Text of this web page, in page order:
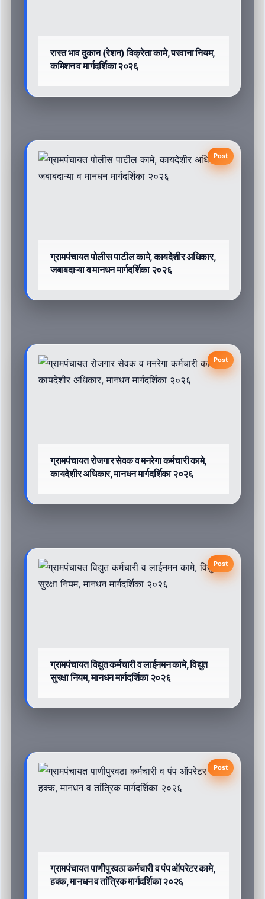
रास्त भाव दुकान (रेशन) विक्रेता कामे, परवाना नियम,
कमिशन व मार्गदर्शिका २०२६
Post
ग्रामपंचायत पोलीस पाटील कामे, कायदेशीर अधिकार,
जबाबदाऱ्या व मानधन मार्गदर्शिका २०२६
Post
ग्रामपंचायत रोजगार सेवक व मनरेगा कर्मचारी कामे,
कायदेशीर अधिकार, मानधन मार्गदर्शिका २०२६
Post
ग्रामपंचायत विद्युत कर्मचारी व लाईनमन कामे, विद्युत
सुरक्षा नियम, मानधन मार्गदर्शिका २०२६
Post
ग्रामपंचायत पाणीपुरवठा कर्मचारी व पंप ऑपरेटर कामे,
हक्क, मानधन व तांत्रिक मार्गदर्शिका २०२६